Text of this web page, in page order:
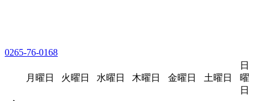
0265-76-0168
月曜日 火曜日 水曜日 木曜日 金曜日 土曜日
日
曜
日